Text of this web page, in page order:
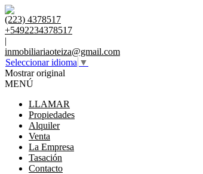
(223) 4378517
+5492234378517
|
inmobiliariaoteiza@gmail.com
Seleccionar idioma ▼
Mostrar original
MENÚ
LLAMAR
Propiedades
Alquiler
Venta
La Empresa
Tasación
Contacto